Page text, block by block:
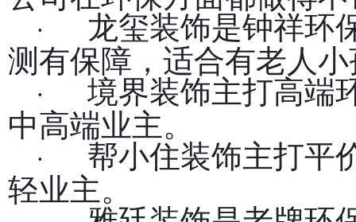
·
龙玺装饰是钟祥环
测有保障，适合有老人
·
境界装饰主打高端
中高端业主。
·
帮小住装饰主打平
轻业主。